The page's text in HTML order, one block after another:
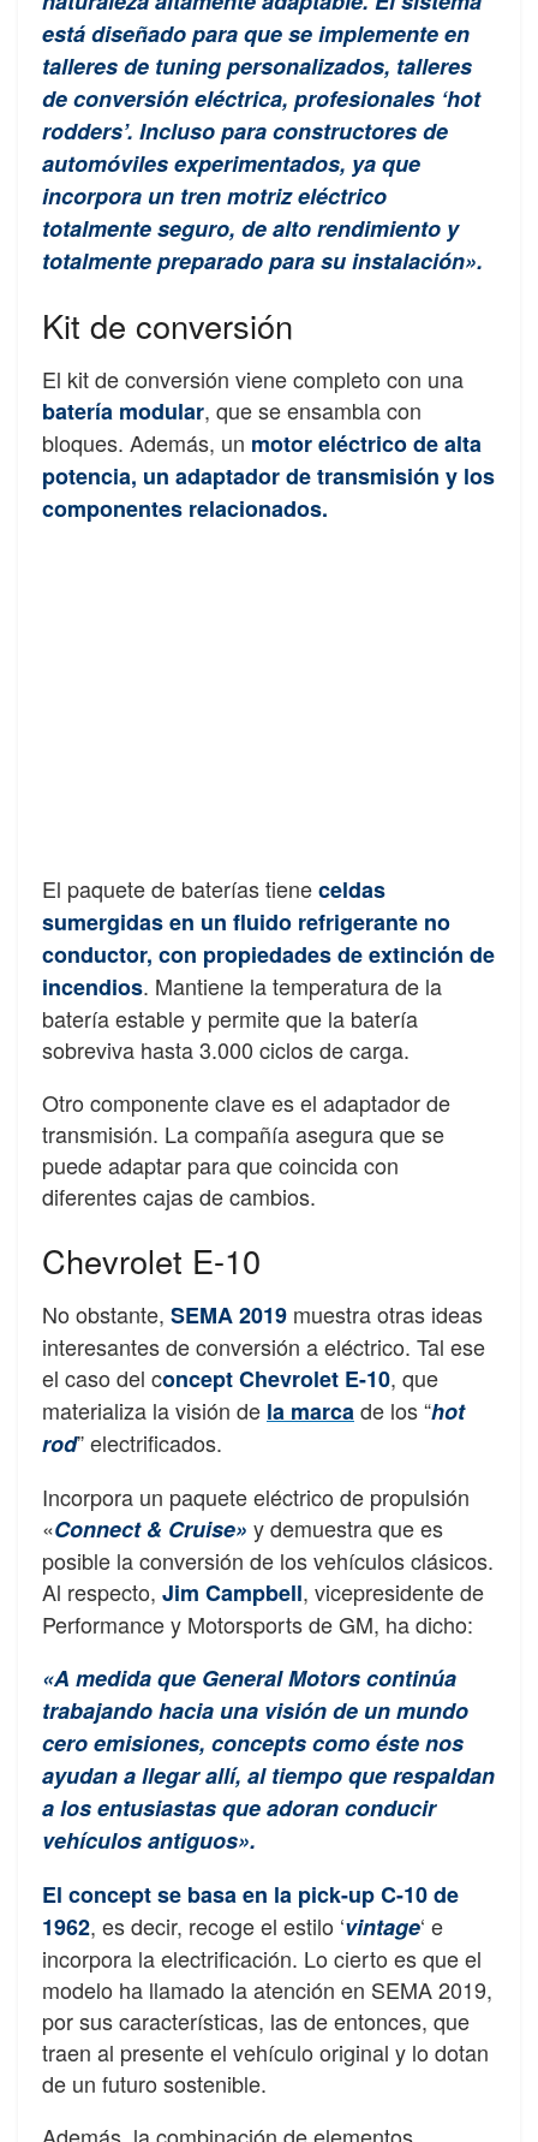
está diseñado para que se implemente en
talleres de tuning personalizados, talleres
de conversión eléctrica, profesionales ‘hot
rodders’. Incluso para constructores de
automóviles experimentados, ya que
incorpora un tren motriz eléctrico
totalmente seguro, de alto rendimiento y
totalmente preparado para su instalación».
Kit de conversión
El kit de conversión viene completo con una
batería modular, que se ensambla con
bloques. Además, un motor eléctrico de alta
potencia, un adaptador de transmisión y los
componentes relacionados.
El paquete de baterías tieneceldas
sumergidas en un fluido refrigerante no
conductor, con propiedades de extinción de
incendios. Mantiene la temperatura de la
batería estable y permite que la batería
sobreviva hasta 3.000 ciclos de carga.
Otro componente clave es el adaptador de
transmisión. La compañía asegura que se
puede adaptar para que coincida con
diferentes cajas de cambios.
Chevrolet E-10
No obstante, SEMA 2019 muestra otras ideas
interesantes de conversión a eléctrico. Tal ese
el caso del concept Chevrolet E-10, que
materializa la visión de la marcade los “hot
rod” electrificados.
Incorpora un paquete eléctrico de propulsión
«Connect & Cruise» y demuestra que es
posible la conversión de los vehículos clásicos.
Al respecto, Jim Campbell, vicepresidente de
Performance y Motorsports de GM, ha dicho:
«A medida que General Motors continúa
trabajando hacia una visión de un mundo
cero emisiones, concepts como éste nos
ayudan a llegar allí, al tiempo que respaldan
a los entusiastas que adoran conducir
vehículos antiguos».
El concept se basa en la pick-up C-10 de
1962, es decir, recoge el estilo ‘vintage‘ e
incorpora la electrificación. Lo cierto es que el
modelo ha llamado la atención en SEMA 2019,
por sus características, las de entonces, que
traen al presente el vehículo original y lo dotan
de un futuro sostenible.